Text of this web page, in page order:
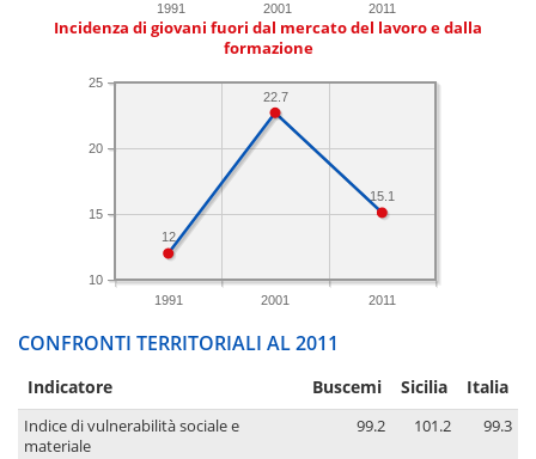
1991 2001 2011
Incidenza di giovani fuori dal mercato del lavoro e dalla
formazione
1991 2001 2011
10
15
20
25
15.1
22.7
12
CONFRONTI TERRITORIALI AL 2011
Indicatore Buscemi Sicilia Italia
Indice di vulnerabilità sociale e
materiale
99.2 101.2 99.3